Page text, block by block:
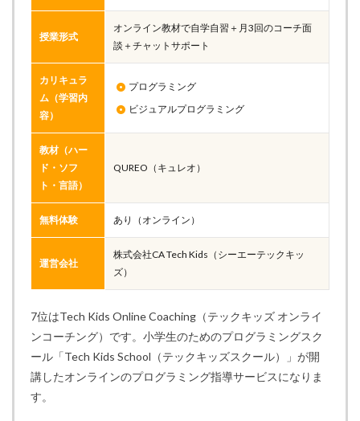
授業形式
オンライン教材で自学自習＋月3回のコーチ面
談＋チャットサポート
カリキュラ
ム（学習内
容）
プログラミング
ビジュアルプログラミング
教材（ハー
ド・ソフ
ト・言語）
QUREO（キュレオ）
無料体験 あり（オンライン）
運営会社
株式会社CA Tech Kids（シーエーテックキッ
ズ）
7位はTech Kids Online Coaching（テックキッズ オンライ
ンコーチング）です。小学生のためのプログラミングスク
ール「Tech Kids School（テックキッズスクール）」が開
講したオンラインのプログラミング指導サービスになりま
す。